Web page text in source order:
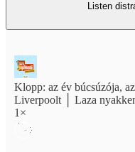
Listen
Klopp: az év búcsúzója,
Liverpoolt │ Laza
1×